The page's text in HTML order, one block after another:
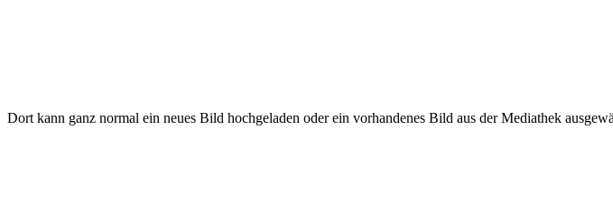
Dort kann ganz normal ein neues Bild hochgeladen oder ein vorhandenes Bild aus der Mediathek